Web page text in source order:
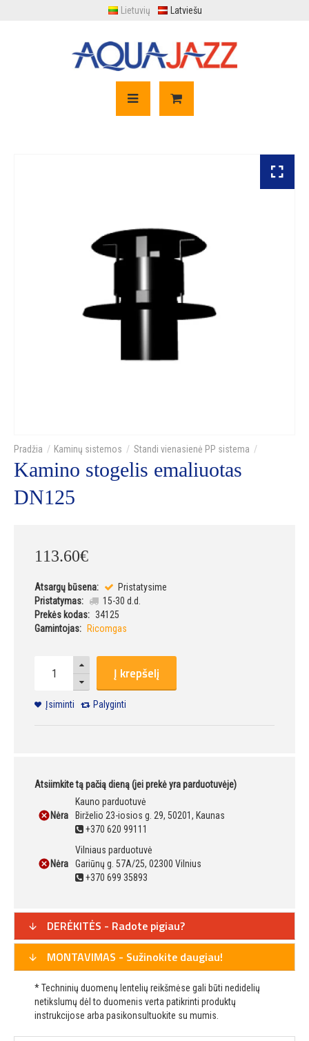
Lietuvių Latviešu
Kaminų sistemos Standi vienasienė PP sistema
Kamino stogelis emaliuotas
DN125
113.60€
Atsargų būsena:
Pristatysime
Pristatymas:
15-30 d.d.
Prekės kodas: 34125
Gamintojas:
Ricomgas
Į krepšelį
Įsiminti Palyginti
Atsiimkite tą pačią dieną (jei prekė yra parduotuvėje)
Nėra
Kauno parduotuvė
Birželio 23-iosios g. 29, 50201, Kaunas
+370 620 99111
Nėra
Vilniaus parduotuvė
Gariūnų g. 57A/25, 02300 Vilnius
+370 699 35893
DERĖKITĖS - Radote pigiau?
MONTAVIMAS - Sužinokite daugiau!
* Techninių duomenų lentelių reikšmėse gali būti nedidelių
netikslumų dėl to duomenis verta patikrinti produktų
instrukcijose arba pasikonsultuokite su mumis.